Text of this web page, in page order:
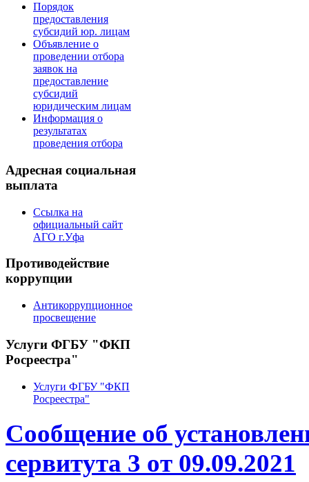
Порядок
предоставления
субсидий юр. лицам
Объявление о
проведении отбора
заявок на
предоставление
субсидий
юридическим лицам
Информация о
результатах
проведения отбора
Адресная социальная
выплата
Ссылка на
официальный сайт
АГО г.Уфа
Противодействие
коррупции
Антикоррупционное
просвещение
Услуги ФГБУ "ФКП
Росреестра"
Услуги ФГБУ "ФКП
Росреестра"
Сообщение об
сервитута 3 от 09.09.2021